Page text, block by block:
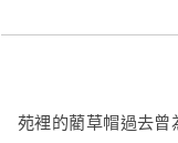
苑裡的藺草帽過去曾